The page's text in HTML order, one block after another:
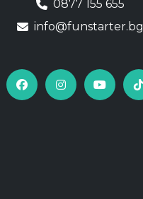
0877 155 655
info@funstarter.bg